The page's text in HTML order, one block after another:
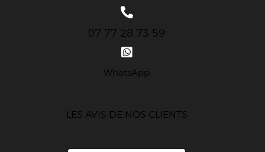
07 77 28 73 59
WhatsApp
LES AVIS DE NOS CLIENTS